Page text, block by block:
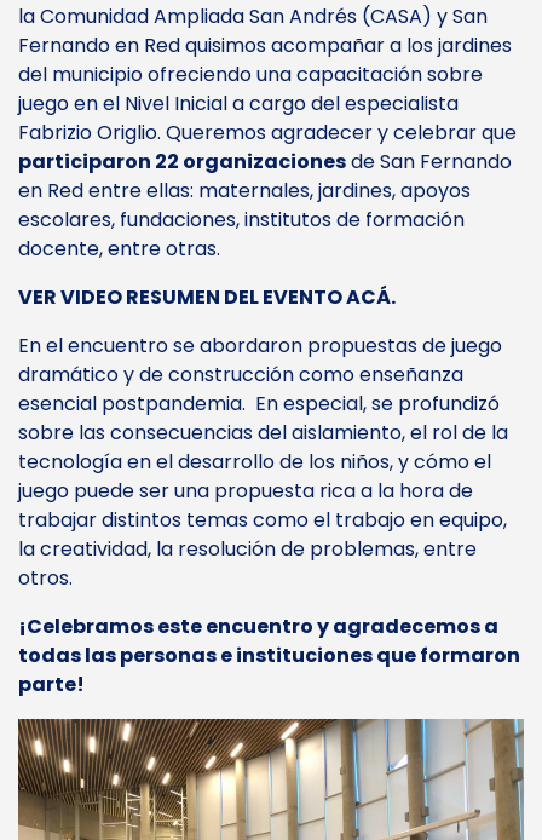
la Comunidad Ampliada San Andrés (CASA) y San
Fernando en Red quisimos acompañar a los jardines
del municipio ofreciendo una capacitación sobre
juego en el Nivel Inicial a cargo del especialista
Fabrizio Origlio. Queremos agradecer y celebrar que
participaron 22 organizacionesde San Fernando
en Red entre ellas: maternales, jardines, apoyos
escolares, fundaciones, institutos de formación
docente, entre otras.
VER VIDEO RESUMEN DEL EVENTO ACÁ.
En el encuentro se abordaron propuestas de juego
dramático y de construcción como enseñanza
esencial postpandemia. En especial, se profundizó
sobre las consecuencias del aislamiento, el rol de la
tecnología en el desarrollo de los niños, y cómo el
juego puede ser una propuesta rica a la hora de
trabajar distintos temas como el trabajo en equipo,
la creatividad, la resolución de problemas, entre
otros.
¡Celebramos este encuentro y agradecemos a
todas las personas e instituciones que formaron
parte!